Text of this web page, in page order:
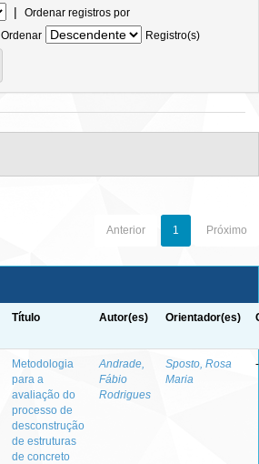
| Ordenar registros por
Ordenar
Registro(s)
Anterior 1 Próximo
Título Autor(es) Orientador(es)
Metodologia
para a
avaliação do
processo de
desconstrução
de estruturas
de concreto
Andrade,
Fábio
Rodrigues
Sposto, Rosa
Maria
-